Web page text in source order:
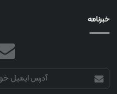
خبرنامه
آدرس
ایمیل